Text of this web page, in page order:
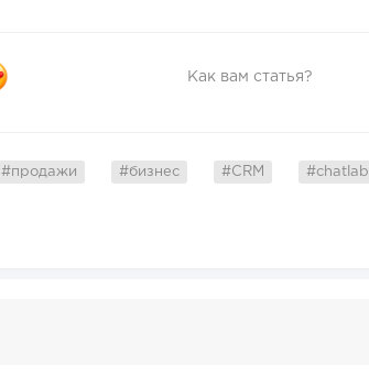
Как вам статья?
#продажи #бизнес #CRM #chatlab